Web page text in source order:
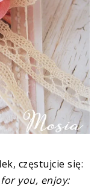
częstujcie się:
you, enjoy: